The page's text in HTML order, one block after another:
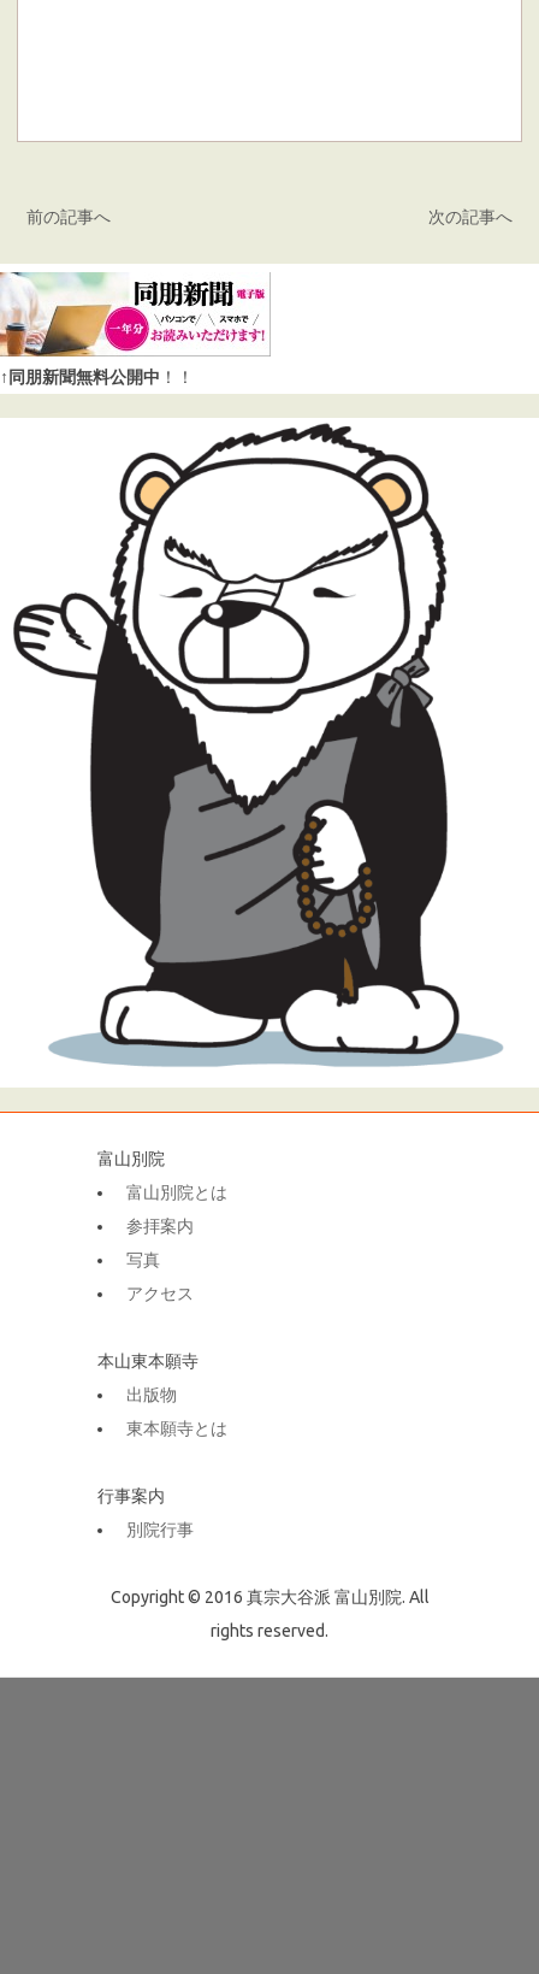
前の記事へ 次の記事へ
↑同朋新聞無料公開中 ！！
富山別院
富山別院とは
参拝案内
写真
アクセス
本山東本願寺
出版物
東本願寺とは
行事案内
別院行事
Copyright © 2016 真宗大谷派 富山別院. All
rights reserved.